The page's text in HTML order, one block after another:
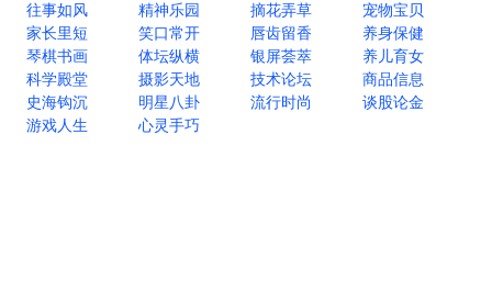
往事如风
精神乐园 摘花弄草
宠物宝贝
家长里短
笑口常开 唇齿留香
养身保健
琴棋书画
体坛纵横 银屏荟萃
养儿育女
科学殿堂
摄影天地 技术论坛
商品信息
史海钩沉
明星八卦 流行时尚
谈股论金
游戏人生
心灵手巧